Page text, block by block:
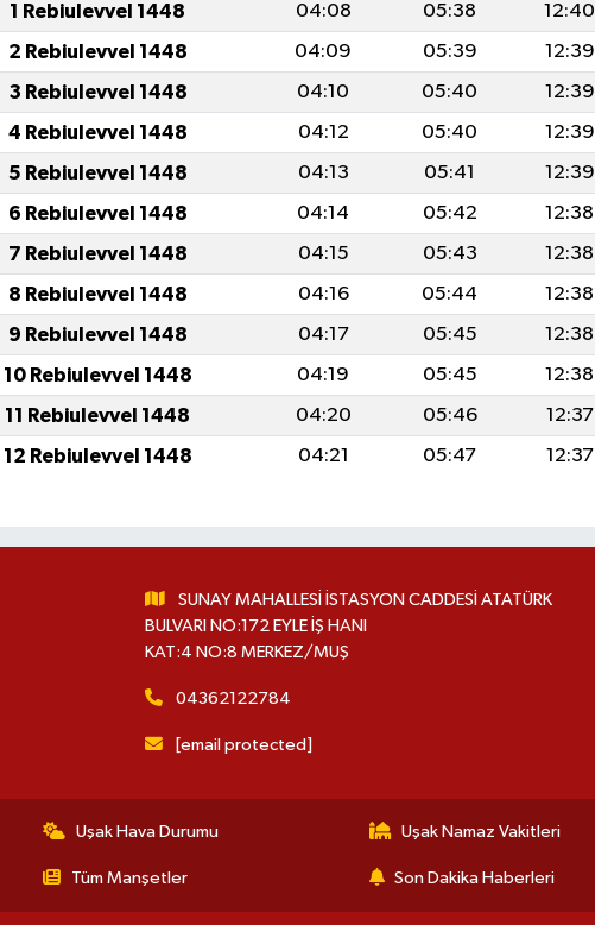
1 Rebiulevvel 1448 04:08 05:38 12:40
2 Rebiulevvel 1448 04:09 05:39 12:39
3 Rebiulevvel 1448 04:10 05:40 12:39
4 Rebiulevvel 1448 04:12 05:40 12:39
5 Rebiulevvel 1448 04:13 05:41 12:39
6 Rebiulevvel 1448 04:14 05:42 12:38
7 Rebiulevvel 1448 04:15 05:43 12:38
8 Rebiulevvel 1448 04:16 05:44 12:38
9 Rebiulevvel 1448 04:17 05:45 12:38
10 Rebiulevvel 1448 04:19 05:45 12:38
11 Rebiulevvel 1448 04:20 05:46 12:37
12 Rebiulevvel 1448 04:21 05:47 12:37
SUNAY MAHALLESİ İSTASYON CADDESİ ATATÜRK
BULVARI NO:172 EYLE İŞ HANI
KAT:4 NO:8 MERKEZ/MUŞ
04362122784
[email protected]
Uşak Hava Durumu Uşak Namaz Vakitleri
Tüm Manşetler Son Dakika Haberleri